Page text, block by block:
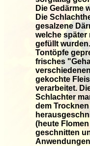
Die Gedärme
Die
gesalzene
welche später
gefüllt
Tontöpfe
frisches
gekochte
verarbeitet.
Schlachter
dem
(heute
geschnitten